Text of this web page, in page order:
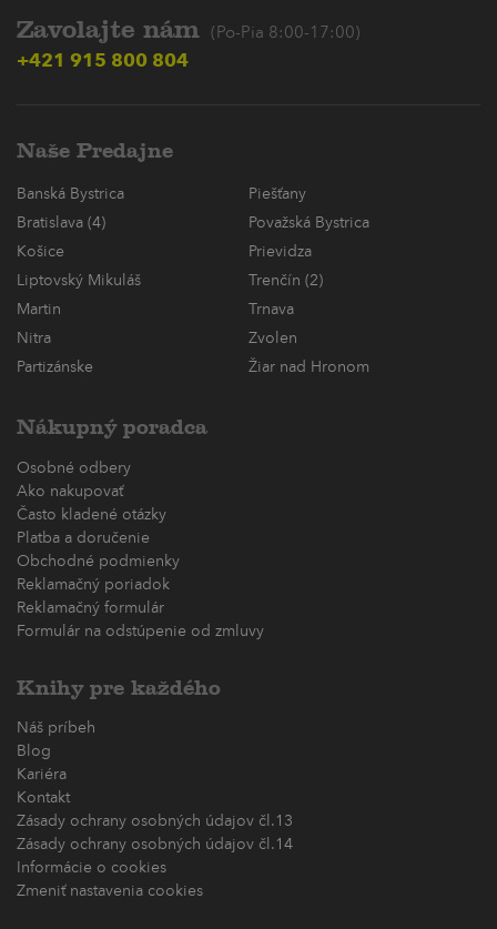
Zavolajte nám (Po-Pia 8:00-17:00)
+421 915 800 804
Naše Predajne
Banská Bystrica
Piešťany
Bratislava (4)
Považská Bystrica
Košice
Prievidza
Liptovský Mikuláš
Trenčín (2)
Martin
Trnava
Nitra
Zvolen
Partizánske
Žiar nad Hronom
Nákupný poradca
Osobné odbery
Ako nakupovať
Často kladené otázky
Platba a doručenie
Obchodné podmienky
Reklamačný poriadok
Reklamačný formulár
Formulár na odstúpenie od zmluvy
Knihy pre každého
Náš príbeh
Blog
Kariéra
Kontakt
Zásady ochrany osobných údajov čl.13
Zásady ochrany osobných údajov čl.14
Informácie o cookies
Zmeniť nastavenia cookies